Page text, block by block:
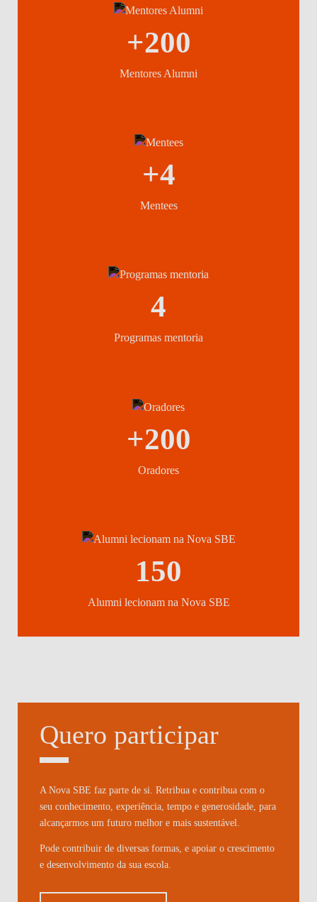
+200
Mentores Alumni
+4
Mentees
4
Programas mentoria
+200
Oradores
150
Alumni lecionam na Nova SBE
Quero participar
A Nova SBE faz parte de si. Retribua e contribua com o
seu conhecimento, experiência, tempo e generosidade, para
alcançarmos um futuro melhor e mais sustentável.
Pode contribuir de diversas formas, e apoiar o crescimento
e desenvolvimento da sua escola.